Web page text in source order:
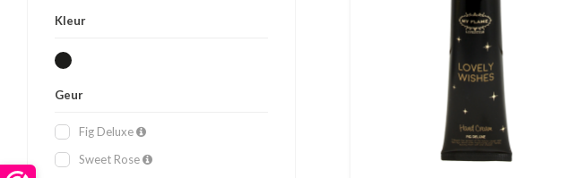
Kleur
Geur
Fig Deluxe
Sweet Rose